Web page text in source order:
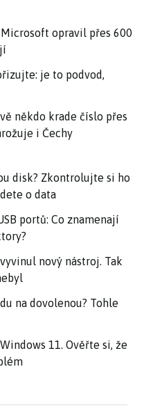
opravil přes 600
je to podvod,
někdo krade číslo přes
i Čechy
disk? Zkontrolujte si ho
o data
portů: Co znamenají
nový nástroj. Tak
na dovolenou? Tohle
11. Ověřte si, že